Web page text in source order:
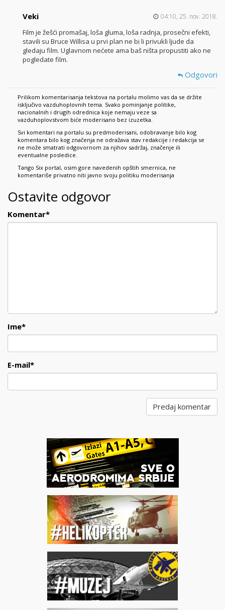
Veki 04:10, 25. nov. 2018.
Film je žešći promašaj, loša gluma, loša radnja, prosečni efekti,
stavili su Bruce Willisa u prvi plan ne bi li privukli ljude da
gledaju film. Uglavnom nećete ama baš ništa propustiti ako ne
pogledate film.
Odgovori
Prilikom komentarisanja tekstova na portalu molimo vas da se držite
isključivo vazduhoplovnih tema. Svako pominjanje politike,
nacionalnih i drugih odrednica koje nemaju veze sa
vazduhoplovstvom biće moderisano bez izuzetka.
Svi komentari na portalu su predmoderisani, odobravanje bilo kog
komentara bilo kog značenja ne odražava stav redakcije i redakcija se
ne može smatrati odgovornom za njihov sadržaj, značenje ili
eventualne posledice.
Tango Six portal, osim gore navedenih opštih smernica, ne
komentariše privatno niti javno svoju politiku moderisanja
Ostavite odgovor
Komentar*
Ime*
E-mail*